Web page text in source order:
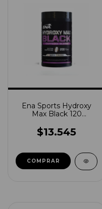
Ena Sports Hydroxy
Max Black 120
$13.545